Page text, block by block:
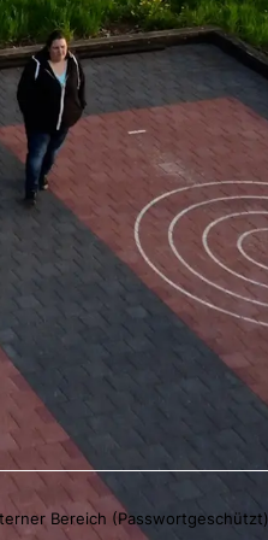
Bereich (Passwortgeschützt)